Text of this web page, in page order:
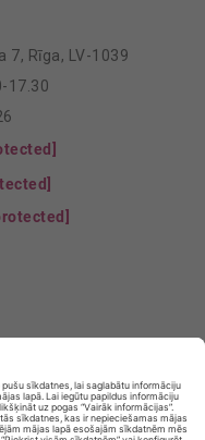
7, Rīga, LV-1039
17.30